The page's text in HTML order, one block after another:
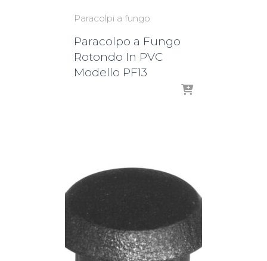
Paracolpi a fungo
Paracolpo a Fungo
Rotondo In PVC
Modello PF13